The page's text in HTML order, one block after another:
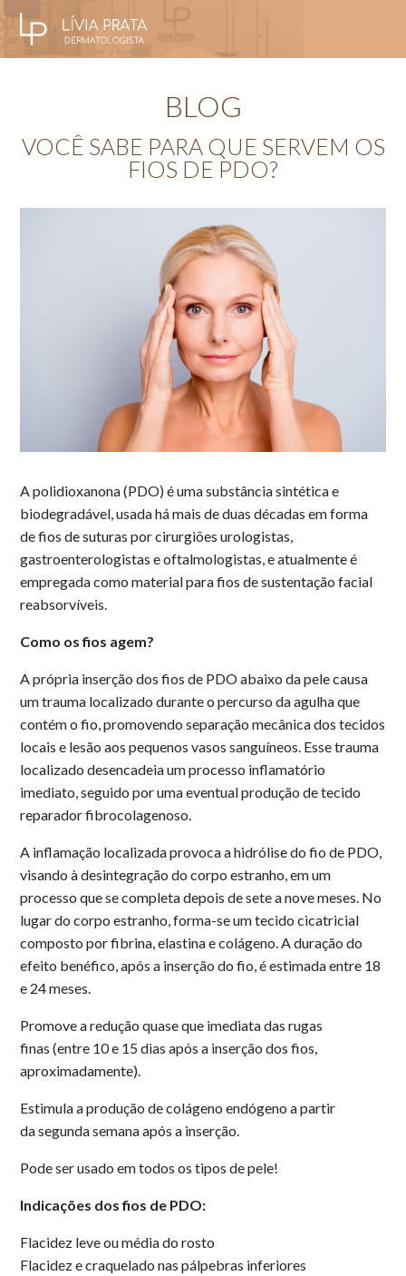
BLOG
VOCÊ SABE PARA QUE SERVEM OS
FIOS DE PDO?
A polidioxanona (PDO) é uma substância sintética e
biodegradável, usada há mais de duas décadas em forma
de fios de suturas por cirurgiões urologistas,
gastroenterologistas e oftalmologistas, e atualmente é
empregada como material para fios de sustentação facial
reabsorvíveis.
Como os fios agem?
A própria inserção dos fios de PDO abaixo da pele causa
um trauma localizado durante o percurso da agulha que
contém o fio, promovendo separação mecânica dos tecidos
locais e lesão aos pequenos vasos sanguíneos. Esse trauma
localizado desencadeia um processo inflamatório
imediato, seguido por uma eventual produção de tecido
reparador fibrocolagenoso.
A inflamação localizada provoca a hidrólise do fio de PDO,
visando à desintegração do corpo estranho, em um
processo que se completa depois de sete a nove meses. No
lugar do corpo estranho, forma-se um tecido cicatricial
composto por fibrina, elastina e colágeno. A duração do
efeito benéfico, após a inserção do fio, é estimada entre 18
e 24 meses.
Promove a redução quase que imediata das rugas
finas (entre 10 e 15 dias após a inserção dos fios,
aproximadamente).
Estimula a produção de colágeno endógeno a partir
da segunda semana após a inserção.
Pode ser usado em todos os tipos de pele!
Indicações dos fios de PDO:
Flacidez leve ou média do rosto
Flacidez e craquelado nas pálpebras inferiores